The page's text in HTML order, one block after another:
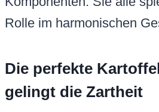
Rolle im harmonischen
Die perfekte
gelingt die Zartheit